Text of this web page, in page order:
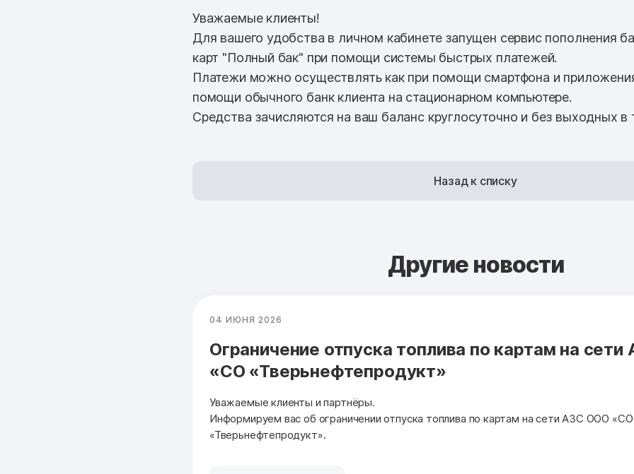
Уважаемые клиенты!
Для вашего удобства в личном кабинете запущен сервис пополнения
карт "Полный бак" при помощи системы быстрых платежей.
Платежи можно осуществлять как при помощи смартфона и
помощи обычного банк клиента на стационарном компьютере.
Средства зачисляются на ваш баланс круглосуточно и без выходных в
Назад к списку
Другие новости
04 ИЮНЯ 2026
Ограничение отпуска топлива по картам на
«СО «Тверьнефтепродукт»
Уважаемые клиенты и партнёры.
Информируем вас об ограничении отпуска топлива по картам на сети АЗС ООО «СО
«Тверьнефтепродукт».